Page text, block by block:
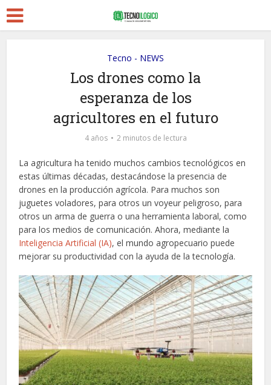
Tecno - NEWS
Los drones como la
esperanza de los
agricultores en el futuro
4 años 2 minutos de lectura
La agricultura ha tenido muchos cambios tecnológicos en
estas últimas décadas, destacándose la presencia de
drones en la producción agrícola. Para muchos son
juguetes voladores, para otros un voyeur peligroso, para
otros un arma de guerra o una herramienta laboral, como
para los medios de comunicación. Ahora, mediante la
Inteligencia Artificial (IA), el mundo agropecuario puede
mejorar su productividad con la ayuda de la tecnología.